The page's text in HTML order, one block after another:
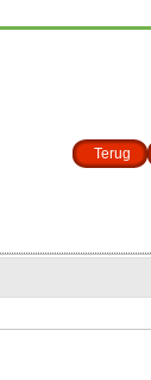
Terug